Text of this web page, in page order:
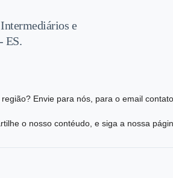
e
ES.
Envie para nós, para o email
o nosso contéudo, e siga a nossa